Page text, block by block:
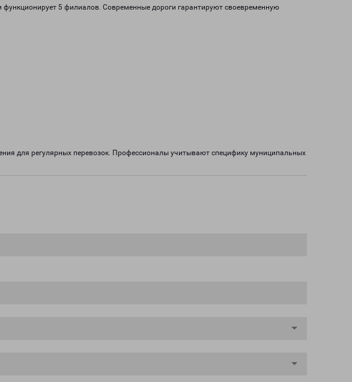
функционирует 5 филиалов. Современные дороги гарантируют своевременную
для регулярных перевозок. Профессионалы учитывают специфику муниципальных